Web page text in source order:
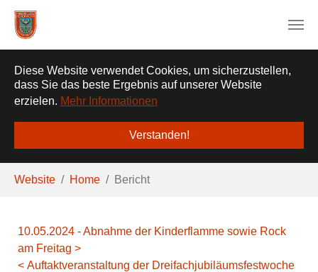
Diese Website verwendet Cookies, um sicherzustellen,
dass Sie das beste Ergebnis auf unserer Website
erzielen. Mehr Informationen
Verstanden!
Sie sind hier:
Website Home Bericht
10.05.2024 - Abnahme der Kinderflamme sowie Rock
am Freitag >
< Auftaktveranstaltung der Dreifachjubiläumsfestwoche